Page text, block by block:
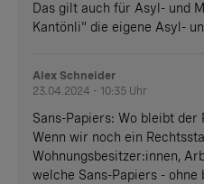
Das gilt auch für Asyl- und
Kantönli" die eigene Asyl-
Alex Schneider
23.04.2024 - 10:35 Uhr
Sans-Papiers: Wo bleibt der
Wenn wir noch ein
Wohnungsbesitzer:innen,
welche Sans-Papiers -